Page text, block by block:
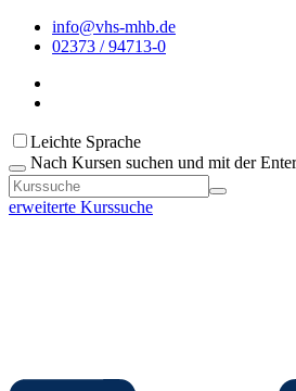
info@vhs-mhb.de
02373 / 94713-0
Leichte Sprache
Nach Kursen suchen und mit der
erweiterte Kurssuche